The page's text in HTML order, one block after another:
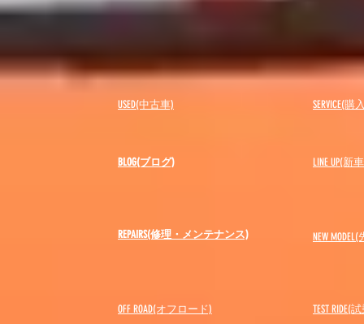
USED(中古車)
BLOG(ブログ)
SERVICE(
LINE UP(新
REPAIRS(修理・メンテナンス) NEW MODEL(
OFF ROAD(オフロード) ​TEST RIDE(